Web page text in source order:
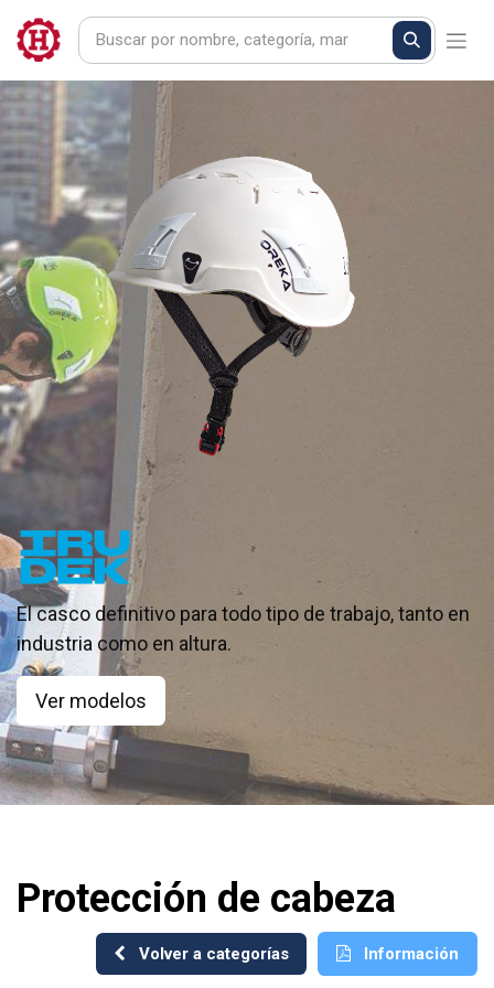
El casco definitivo para todo tipo de trabajo, tanto en
industria como en altura.
Ver modelos
Protección de cabeza
Volver a categorías Información